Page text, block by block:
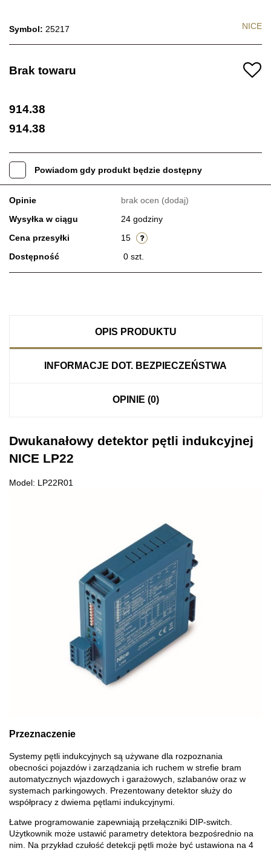
Symbol: 25217 NICE
Brak towaru
914.38
914.38
Powiadom gdy produkt będzie dostępny
Opinie brak ocen (dodaj)
Wysyłka w ciągu
24 godziny
Cena przesyłki
15
Dostępność
0 szt.
OPIS PRODUKTU
INFORMACJE DOT. BEZPIECZEŃSTWA
OPINIE (0)
Dwukanałowy detektor pętli indukcyjnej
NICE LP22
Model: LP22R01
Przeznaczenie
Systemy pętli indukcyjnych są używane dla rozpoznania
obecności pojazdów i zarządzania ich ruchem w strefie bram
automatycznych wjazdowych i garażowych, szlabanów oraz w
systemach parkingowych. Prezentowany detektor służy do
współpracy z dwiema pętlami indukcyjnymi.
Łatwe programowanie zapewniają przełączniki DIP-switch.
Użytkownik może ustawić parametry detektora bezpośrednio na
nim. Na przykład czułość detekcji pętli może być ustawiona na 4